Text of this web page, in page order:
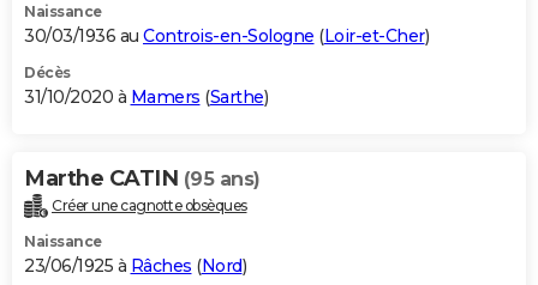
Naissance
30/03/1936 au Controis-en-Sologne (Loir-et-Cher)
Décès
31/10/2020 à Mamers (Sarthe)
Marthe CATIN (95 ans)
Créer une cagnotte obsèques
Naissance
23/06/1925 à Râches (Nord)